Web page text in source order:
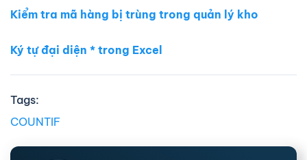
Kiểm tra mã hàng bị trùng trong quản lý kho
Ký tự đại diện * trong Excel
Tags:
COUNTIF